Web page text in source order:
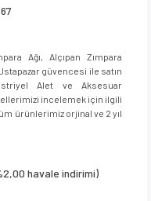
Ağı, Alçıpan Zımpara
güvencesi ile satın
Alet ve Aksesuar
incelemek için ilgili
ürünlerimiz orjinal ve 2 yıl
havale indirimi)